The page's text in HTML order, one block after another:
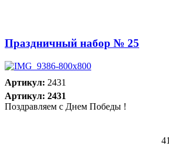
Праздничный набор № 25
Артикул: 2431
Артикул: 2431
Поздравляем с Днем Победы !